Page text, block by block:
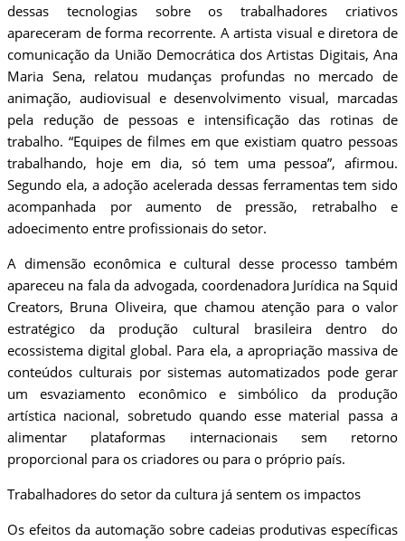
dessas tecnologias sobre os trabalhadores criativos
apareceram de forma recorrente. A artista visual e diretora de
comunicação da União Democrática dos Artistas Digitais, Ana
Maria Sena, relatou mudanças profundas no mercado de
animação, audiovisual e desenvolvimento visual, marcadas
pela redução de pessoas e intensificação das rotinas de
trabalho. “Equipes de filmes em que existiam quatro pessoas
trabalhando, hoje em dia, só tem uma pessoa”, afirmou.
Segundo ela, a adoção acelerada dessas ferramentas tem sido
acompanhada por aumento de pressão, retrabalho e
adoecimento entre profissionais do setor.
A dimensão econômica e cultural desse processo também
apareceu na fala da advogada, coordenadora Jurídica na Squid
Creators, Bruna Oliveira, que chamou atenção para o valor
estratégico da produção cultural brasileira dentro do
ecossistema digital global. Para ela, a apropriação massiva de
conteúdos culturais por sistemas automatizados pode gerar
um esvaziamento econômico e simbólico da produção
artística nacional, sobretudo quando esse material passa a
alimentar plataformas internacionais sem retorno
proporcional para os criadores ou para o próprio país.
Trabalhadores do setor da cultura já sentem os impactos
Os efeitos da automação sobre cadeias produtivas específicas